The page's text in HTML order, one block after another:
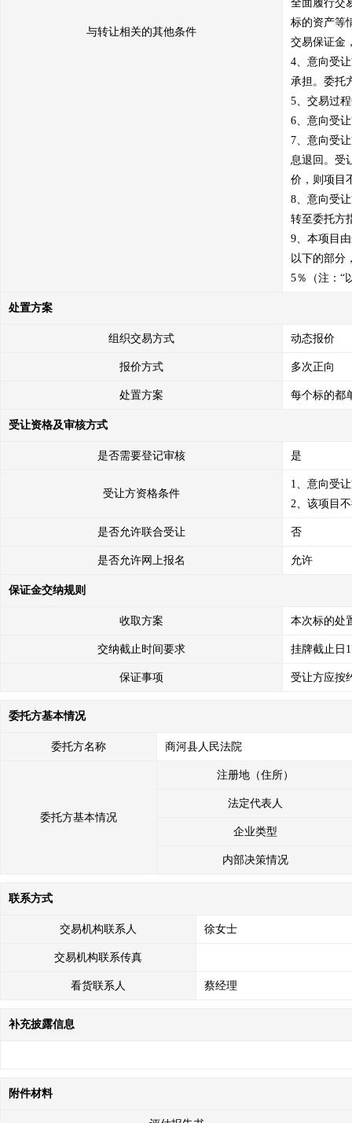
与转让相关的其他条件
全面履行交
标的资产等
交易保证金
4、意向受
承担。委托
5、交易过
6、意向受
7、意向受
息退回。受
价，则项目
8、意向受
转至委托方
9、本项目
以下的部分
5％（注：“
处置方案
组织交易方式 动态报价
报价方式 多次正向
处置方案 每个标的都
受让资格及审核方式
是否需要登记审核 是
受让方资格条件
1、意向受
2、该项目
是否允许联合受让 否
是否允许网上报名 允许
保证金交纳规则
收取方案 本次标的处
交纳截止时间要求 挂牌截止日
保证事项 受让方应按
委托方基本情况
委托方名称 商河县人民法院
委托方基本情况
注册地（住所）
法定代表人
企业类型
内部决策情况
联系方式
交易机构联系人 徐女士
交易机构联系传真
看货联系人 蔡经理
补充披露信息
附件材料